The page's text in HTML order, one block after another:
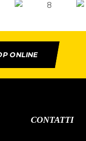
ONLINE
CONTATTI